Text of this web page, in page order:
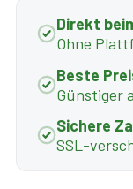
Direkt
Ohne
Beste
Günstiger
Sichere
SSL-